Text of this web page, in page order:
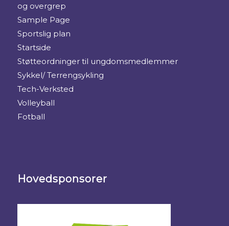
og overgrep
Sample Page
Sportslig plan
Startside
Støtteordninger til ungdomsmedlemmer
Sykkel/ Terrengsykling
Tech-Verksted
Volleyball
Fotball
Hovedsponsorer